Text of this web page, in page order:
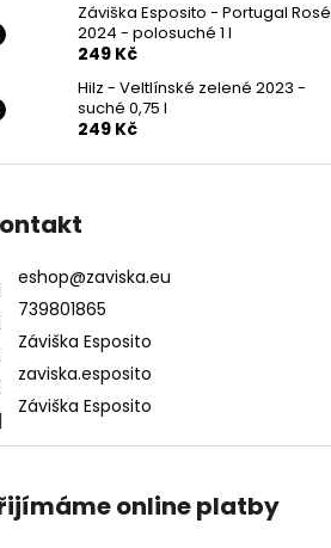
Záviška Esposito - Portugal Rosé
2024 - polosuché 1 l
249 Kč
Hilz - Veltlínské zelené 2023 -
suché 0,75 l
249 Kč
eshop@zaviska.eu
739801865
Záviška Esposito
zaviska.esposito
Záviška Esposito
online platby